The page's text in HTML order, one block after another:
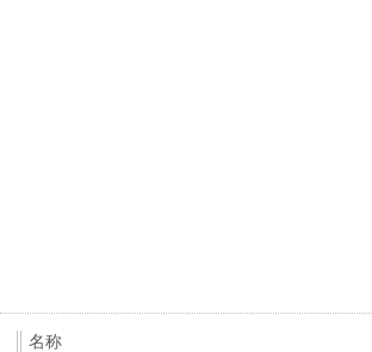
名称